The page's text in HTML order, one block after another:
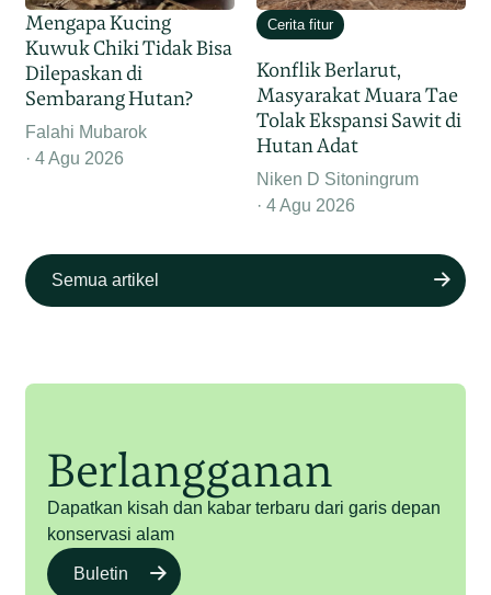
Mengapa Kucing
Kuwuk Chiki Tidak Bisa
Dilepaskan di
Sembarang Hutan?
Falahi Mubarok
4 Agu 2026
Cerita fitur
Konflik Berlarut,
Masyarakat Muara Tae
Tolak Ekspansi Sawit di
Hutan Adat
Niken D Sitoningrum
4 Agu 2026
Semua artikel
Berlangganan
Dapatkan kisah dan kabar terbaru dari garis depan
konservasi alam
Buletin